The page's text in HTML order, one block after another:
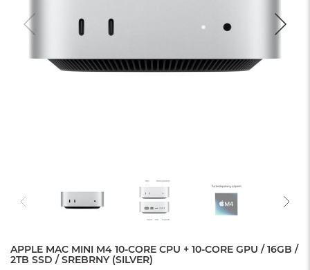
APPLE MAC MINI M4 10-CORE CPU + 10-CORE GPU / 16GB /
2TB SSD / SREBRNY (SILVER)